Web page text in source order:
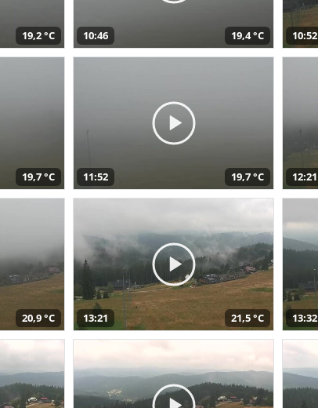
19,2 °C 10:46 19,4 °C 10:52
19,7 °C 11:52 19,7 °C 12:21
20,9 °C 13:21 21,5 °C 13:32